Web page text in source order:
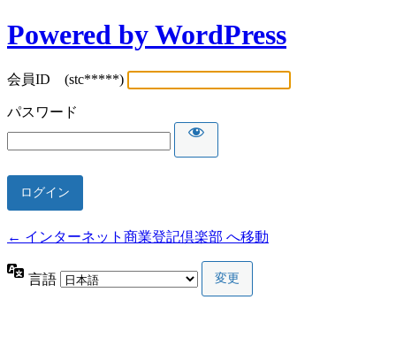
Powered by WordPress
会員ID (stc*****)
パスワード
← インターネット商業登記倶楽部 へ移動
言語